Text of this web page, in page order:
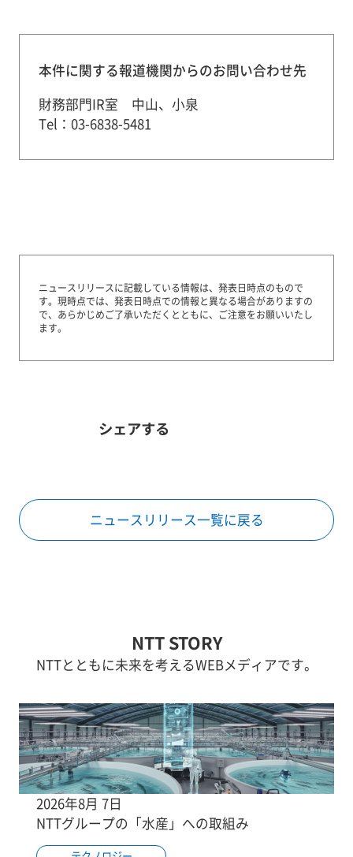
本件に関する報道機関からのお問い合わせ先
財務部門IR室 中山、小泉
Tel：03-6838-5481
ニュースリリースに記載している情報は、発表日時点のもので
す。 現時点では、発表日時点での情報と異なる場合がありますの
で、あらかじめご了承いただくとともに、ご注意をお願いいたし
ます。
シェアする
ニュースリリース一覧に戻る
NTT STORY
NTTとともに未来を考えるWEBメディアです。
2026年8月 7日
NTTグループの「水産」への取組み